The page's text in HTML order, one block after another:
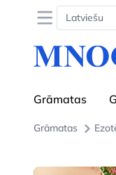
Open menu
Latviešu
Grāmatas
Grāmatas